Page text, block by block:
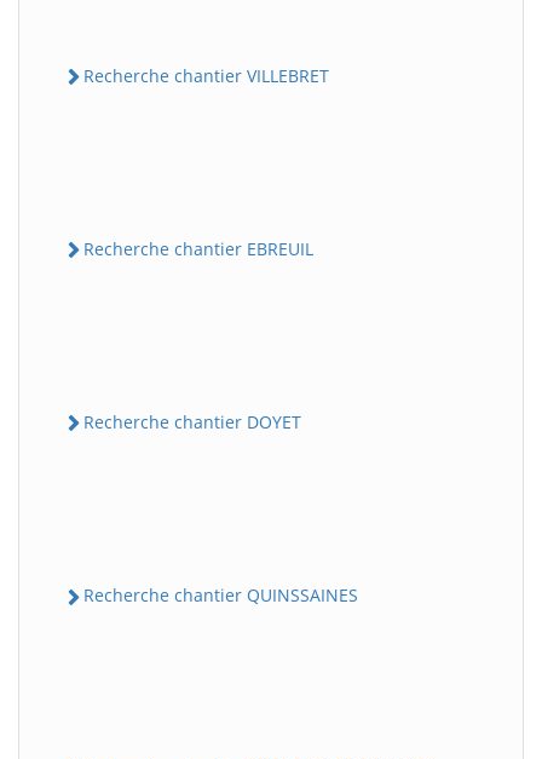
Recherche chantier VILLEBRET
Recherche chantier EBREUIL
Recherche chantier DOYET
Recherche chantier QUINSSAINES